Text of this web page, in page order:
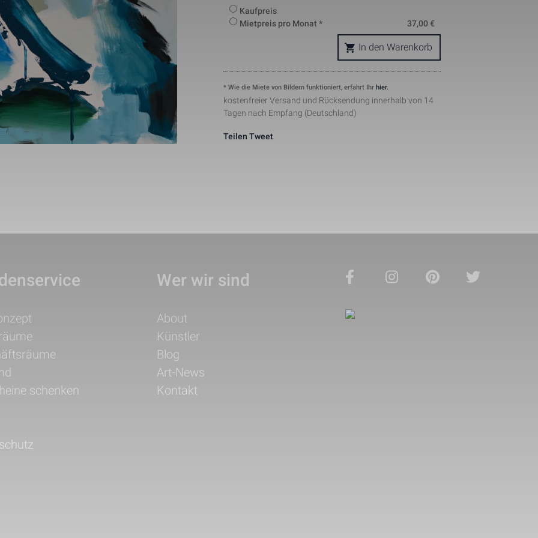
Kaufpreis
Mietpreis pro Monat *
37,00 €
In den Warenkorb
* Wie die Miete von Bildern funktioniert, erfahrt Ihr hier.
kostenfreier Versand und Rücksendung innerhalb von 14
Tagen nach Empfang (Deutschland)
Teilen Tweet
schenken
Wer wir sind
Navigation
überspringen
About
Künstler
Blog
Art-News
Kontakt
number to identify unique visitors.
Statistik
This cookie is installed by Google Analytics. The cookie is used
to store information of how visitors use a website and helps in
creating an analytics report of how the wbsite is doing. The data
collected including the number visitors, the source where they
have come from, and the pages viisted in an anonymous form.
1 Notwendig 1 Minute
This is a pattern type cookie set by Google Analytics, where the
pattern element on the name contains the unique identity
number of the account or website it relates to. It appears to be a
variation of the _gat cookie which is used to limit the amount of
data recorded by Google on high traffic volume websites.
Marketing 2 Monate
This cookie is set by Facebook to deliver advertisement when
they are on Facebook or a digital platform powered by Facebook
advertising after visiting this website.
The cookie is set by Facebook to show relevant advertisments to